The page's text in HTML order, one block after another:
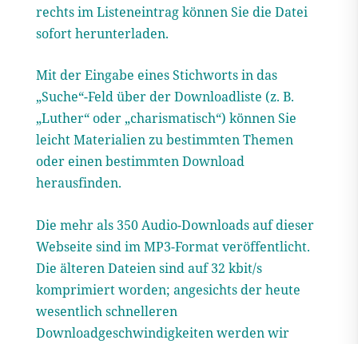
rechts im Listeneintrag können Sie die Datei
sofort herunterladen.
Mit der Eingabe eines Stichworts in das
„Suche“-Feld über der Downloadliste (z. B.
„Luther“ oder „charismatisch“) können Sie
leicht Materialien zu bestimmten Themen
oder einen bestimmten Download
herausfinden.
Die mehr als 350 Audio-Downloads auf dieser
Webseite sind im MP3-Format veröffentlicht.
Die älteren Dateien sind auf 32 kbit/s
komprimiert worden; angesichts der heute
wesentlich schnelleren
Downloadgeschwindigkeiten werden wir